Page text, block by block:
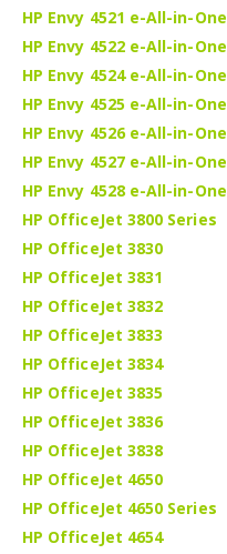
HP Envy 4521 e-All-in-One
HP Envy 4522 e-All-in-One
HP Envy 4524 e-All-in-One
HP Envy 4525 e-All-in-One
HP Envy 4526 e-All-in-One
HP Envy 4527 e-All-in-One
HP Envy 4528 e-All-in-One
HP OfficeJet 3800 Series
HP OfficeJet 3830
HP OfficeJet 3831
HP OfficeJet 3832
HP OfficeJet 3833
HP OfficeJet 3834
HP OfficeJet 3835
HP OfficeJet 3836
HP OfficeJet 3838
HP OfficeJet 4650
HP OfficeJet 4650 Series
HP OfficeJet 4654